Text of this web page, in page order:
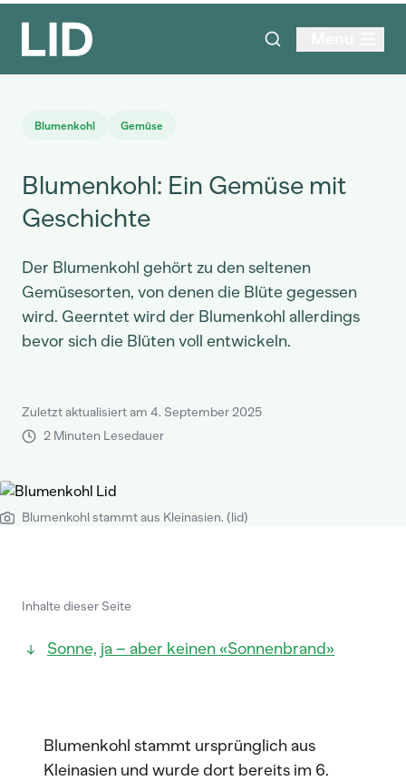
Blumenkohl Gemüse
Blumenkohl: Ein Gemüse mit
Geschichte
Der Blumenkohl gehört zu den seltenen
Gemüsesorten, von denen die Blüte gegessen
wird. Geerntet wird der Blumenkohl allerdings
bevor sich die Blüten voll entwickeln.
Zuletzt aktualisiert am 4. September 2025
2 Minuten Lesedauer
Blumenkohl stammt aus Kleinasien. (lid)
Inhalte dieser Seite
Sonne, ja – aber keinen «Sonnenbrand»
Blumenkohl stammt ursprünglich aus
Kleinasien und wurde dort bereits im 6.